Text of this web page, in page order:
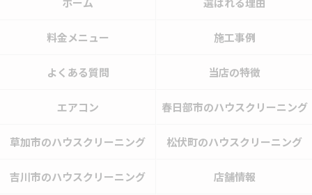
料金メニュー 施工事例
よくある質問 当店の特徴
エアコン 春日部市のハウスクリーニング
草加市のハウスクリーニング 松伏町のハウスクリーニング
吉川市のハウスクリーニング 店舗情報